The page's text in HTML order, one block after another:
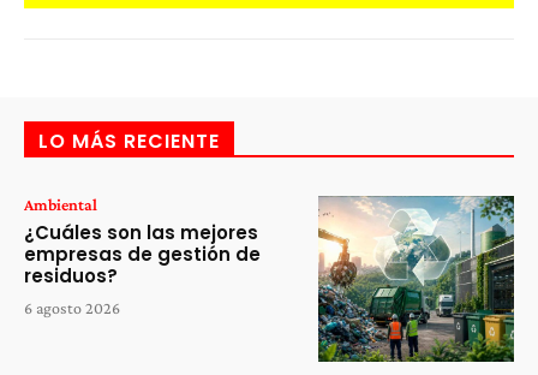
LO MÁS RECIENTE
Ambiental
¿Cuáles son las mejores
empresas de gestión de
residuos?
6 agosto 2026